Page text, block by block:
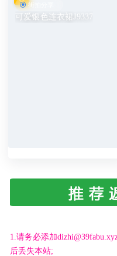
街拍分享
可爱银色连衣裙J9337
1.请务必添加
后丢失本站;